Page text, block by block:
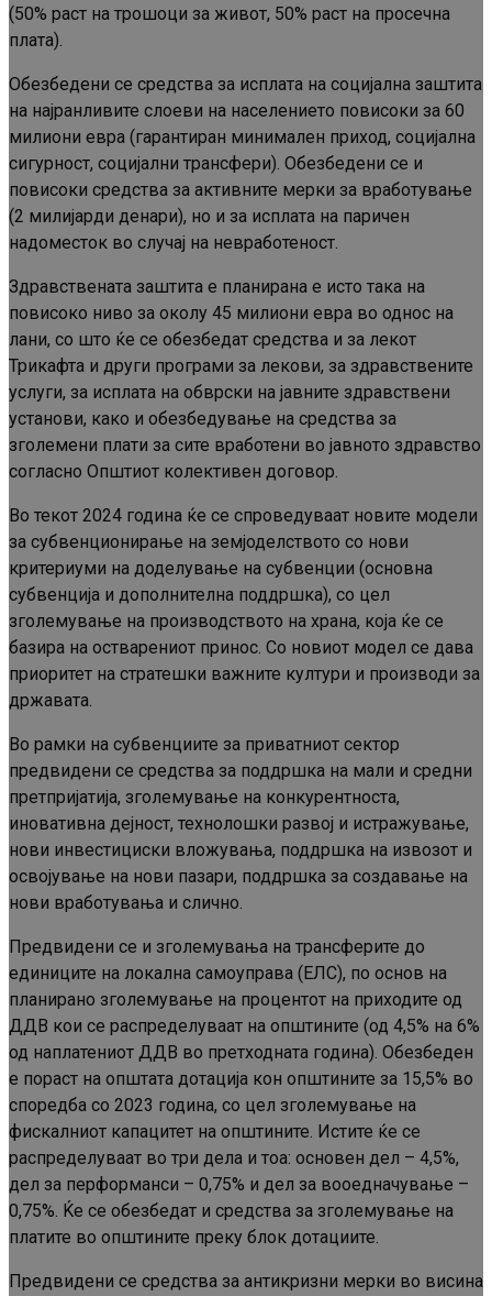
(50% раст на трошоци за живот, 50% раст на просечна
плата).
Обезбедени се средства за исплата на социјална заштита
на најранливите слоеви на населението повисоки за 60
милиони евра (гарантиран минимален приход, социјална
сигурност, социјални трансфери). Обезбедени се и
повисоки средства за активните мерки за вработување
(2 милијарди денари), но и за исплата на паричен
надоместок во случај на невработеност.
Здравствената заштита е планирана е исто така на
повисоко ниво за околу 45 милиони евра во однос на
лани, со што ќе се обезбедат средства и за лекот
Трикафта и други програми за лекови, за здравствените
услуги, за исплата на обврски на јавните здравствени
установи, како и обезбедување на средства за
зголемени плати за сите вработени во јавното здравство
согласно Општиот колективен договор.
Во текот 2024 година ќе се спроведуваат новите модели
за субвенционирање на земјоделството со нови
критериуми на доделување на субвенции (основна
субвенција и дополнителна поддршка), со цел
зголемување на производството на храна, која ќе се
базира на остварениот принос. Со новиот модел се дава
приоритет на стратешки важните култури и производи за
државата.
Во рамки на субвенциите за приватниот сектор
предвидени се средства за поддршка на мали и средни
претпријатија, зголемување на конкурентноста,
иновативна дејност, технолошки развој и истражување,
нови инвестициски вложувања, поддршка на извозот и
освојување на нови пазари, поддршка за создавање на
нови вработувања и слично.
Предвидени се и зголемувања на трансферите до
единиците на локална самоуправа (ЕЛС), по основ на
планирано зголемување на процентот на приходите од
ДДВ кои се распределуваат на општините (од 4,5% на 6%
од наплатениот ДДВ во претходната година). Обезбеден
е пораст на општата дотација кон општините за 15,5% во
споредба со 2023 година, со цел зголемување на
фискалниот капацитет на општините. Истите ќе се
распределуваат во три дела и тоа: основен дел – 4,5%,
дел за перформанси – 0,75% и дел за вооедначување –
0,75%. Ќе се обезбедат и средства за зголемување на
платите во општините преку блок дотациите.
Предвидени се средства за антикризни мерки во висина